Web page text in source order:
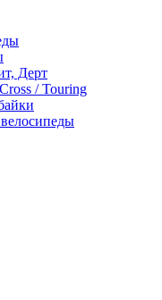
Дерт
/ Touring